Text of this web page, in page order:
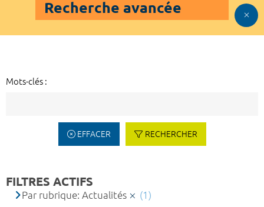
Recherche avancée
Mots-clés :
EFFACER RECHERCHER
FILTRES ACTIFS
Par rubrique: Actualités (1)